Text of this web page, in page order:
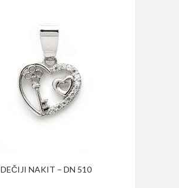
DEČIJI NAKIT – DN 510